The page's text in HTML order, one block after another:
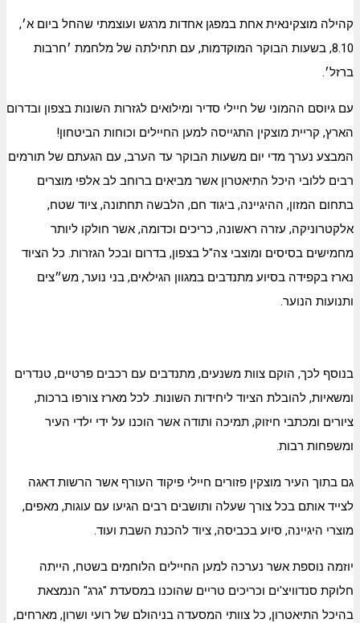
קהילה מוצקינאית אחת במפגן אחדות מרגש ועוצמתי שהחל ביום א׳,
8.10, בשעות הבוקר המוקדמות, עם תחילתה של מלחמת ׳חרבות
ברזל׳.
עם גיוסם ההמוני של חיילי סדיר ומילואים לגזרות השונות בצפון ובדרום
הארץ, קריית מוצקין התגייסה למען החיילים וכוחות הביטחון!
המבצע נערך מדי יום משעות הבוקר עד הערב, עם הגעתם של תורמים
רבים ללובי היכל התיאטרון אשר מביאים ברוחב לב אלפי מוצרים
בתחום המזון, ההיגיינה, ביגוד חם, הלבשה תחתונה, ציוד שטח,
אלקטרוניקה, עזרה ראשונה, כריכים וכדומה, אשר חולקו ליותר
מחמישים בסיסים ומוצבי צה"ל בצפון, בדרום ובכל הגזרות. כל הציוד
נארז בקפידה בסיוע מתנדבים במגוון הגילאים, בני נוער, מש״צים
ותנועות הנוער.
בנוסף לכך, הוקם צוות משנעים, מתנדבים עם רכבים פרטיים, טנדרים
ומשאיות, להובלת הציוד ליחידות השונות. לכל מארז צורפו ברכות,
ציורים ומכתבי חיזוק, תמיכה ותודה אשר הוכנו על ידי ילדי העיר
ומשפחות רבות.
גם בתוך העיר מוצקין פזורים חיילי פיקוד העורף אשר הרשות דאגה
לצייד אותם בכל צורך שעלה ותושבים רבים הגיעו עם עוגות, מאפים,
מוצרי היגיינה, סיוע בכביסה, ציוד להכנת השבת ועוד.
יוזמה נוספת אשר נערכה למען החיילים הלוחמים בשטח, הייתה
חלוקת סנדוויצ'ים וכריכים טריים שהוכנו במסעדת "גרג" הנמצאת
בהיכל התיאטרון, כל צוותי המסעדה בניהולם של רועי ושרון, מארחים,